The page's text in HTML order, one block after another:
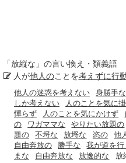
「放縦な 」の言い換え・類義語
人が他人のことを考えずに行
他人の迷惑を考えない 身勝手な
しか考えない
人のことを気に
憚らず
人のことを気にかけず
の
ワガママな やりたい放題の
題の
不埒な 放埒な 恣の 他
自由奔放の
勝手な 我が道を行
まな
自由奔放な 放逸的な 放